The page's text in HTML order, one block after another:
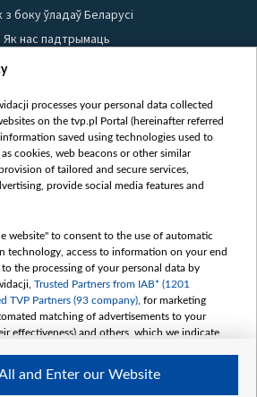
з боку ўладаў Беларусі
Як нас падтрымаць
выкарыстання матэрыялаў
Бяспека
Youtube
Белсат news
Белсат Shorts
Жэстачайшы мульт
Belsat English
Biełsat PL
Белсат Now
Белсат History
Белсат Music
Белсат Doc
processes your personal data collected
on the tvp.pl Portal (hereinafter referred
saved using technologies used to
cookies, web beacons or other similar
of tailored and secure services,
provide social media features and
website" to consent to the use of automatic
technology, access to information on your end
the processing of your personal data by
Trusted Partners from IAB* (1201
TVP Partners (93 company) , for marketing
matching of advertisements to your
effectiveness) and others, which we indicate
your data by TVP S.A. w likwidacji are as
and Enter our Website